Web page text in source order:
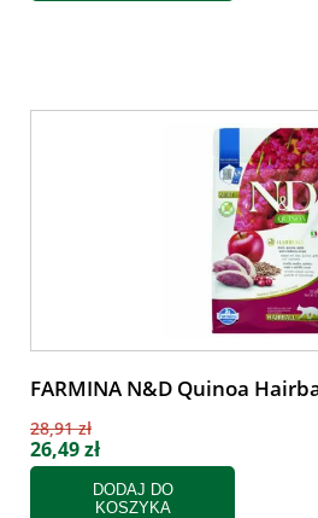
FARMINA N&D Quinoa
28,91 zł
26,49 zł
DODAJ DO
KOSZYKA